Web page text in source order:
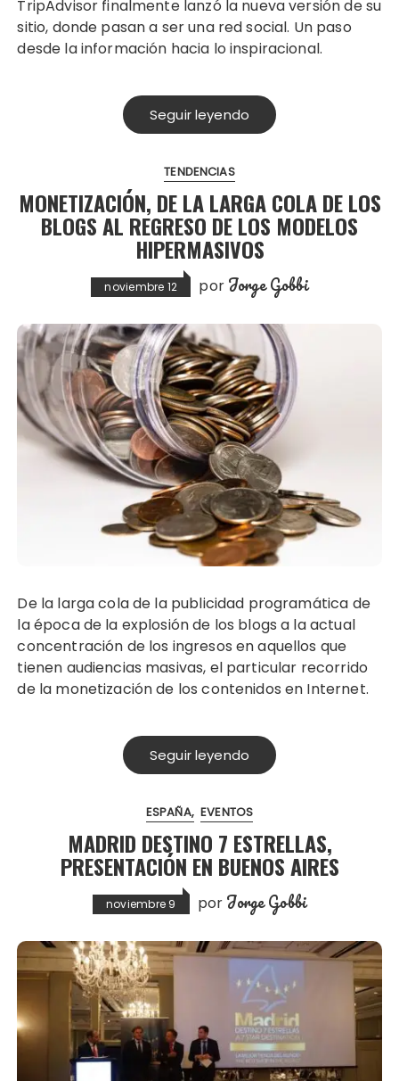
TripAdvisor finalmente lanzó la nueva versión de su
sitio, donde pasan a ser una red social. Un paso
desde la información hacia lo inspiracional.
Seguir leyendo
TENDENCIAS
MONETIZACIÓN, DE LA LARGA COLA DE LOS
BLOGS AL REGRESO DE LOS MODELOS
HIPERMASIVOS
noviembre 12 por Jorge Gobbi
De la larga cola de la publicidad programática de
la época de la explosión de los blogs a la actual
concentración de los ingresos en aquellos que
tienen audiencias masivas, el particular recorrido
de la monetización de los contenidos en Internet.
Seguir leyendo
ESPAÑA EVENTOS
MADRID DESTINO 7 ESTRELLAS,
PRESENTACIÓN EN BUENOS AIRES
noviembre 9 por Jorge Gobbi